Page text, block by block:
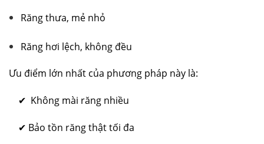
Răng thưa, mẻ nhỏ
Răng hơi lệch, không đều
Ưu điểm lớn nhất của phương pháp này là:
✔ Không mài răng nhiều
✔ Bảo tồn răng thật tối đa